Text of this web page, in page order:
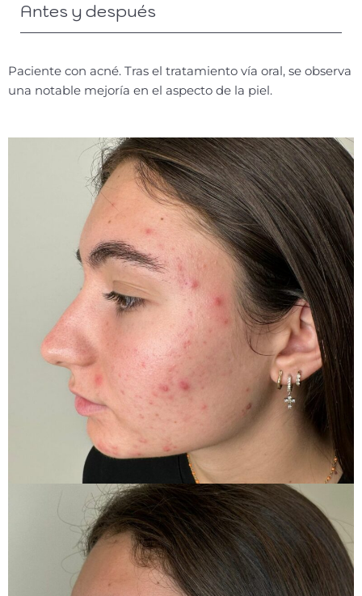
Antes y después
Paciente con acné. Tras el tratamiento vía oral, se observa
una notable mejoría en el aspecto de la piel.